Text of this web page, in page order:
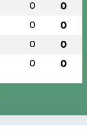
0 0
0 0
0 0
0 0